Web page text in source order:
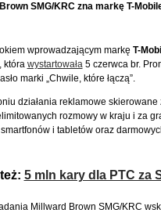
SMG/KRC zna markę T-
wprowadzającym markę T-
która wystartowała5 czerwca br.
marki „Chwile, które łączą”.
działania reklamowe skierowane
rozmowy w kraju i za
i tabletów oraz
5 mln kary dla PTC za
Millward Brown SMG/KRC